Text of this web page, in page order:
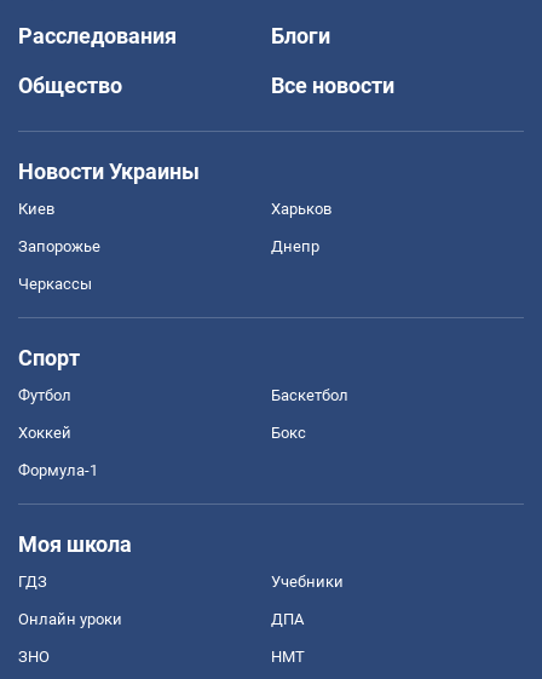
Расследования
Блоги
Общество
Все новости
Новости Украины
Киев Харьков
Запорожье Днепр
Черкассы
Спорт
Футбол Баскетбол
Хоккей Бокс
Формула-1
Моя школа
ГДЗ Учебники
Онлайн уроки ДПА
ЗНО НМТ